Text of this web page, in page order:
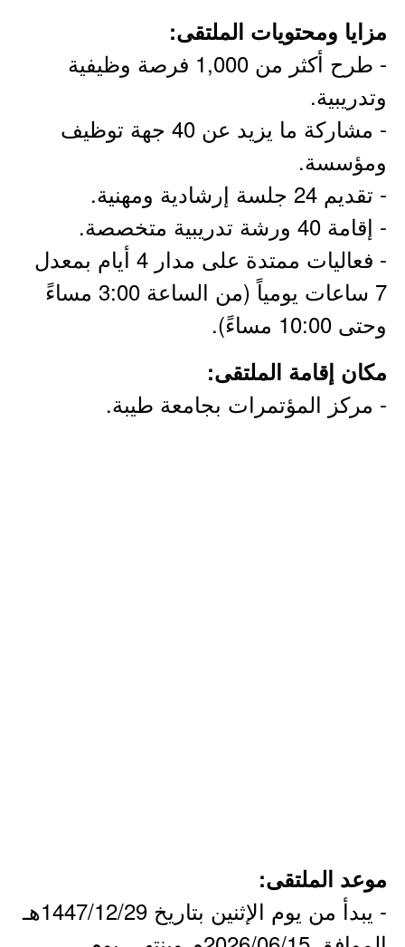
مزايا ومحتويات الملتقى:
- طرح أكثر من 1,000 فرصة وظيفية
وتدريبية.
- مشاركة ما يزيد عن 40 جهة توظيف
ومؤسسة.
- تقديم 24 جلسة إرشادية ومهنية.
- إقامة 40 ورشة تدريبية متخصصة.
- فعاليات ممتدة على مدار 4 أيام بمعدل
7 ساعات يومياً (من الساعة 3:00 مساءً
وحتى 10:00 مساءً).
مكان إقامة الملتقى:
- مركز المؤتمرات بجامعة طيبة.
موعد الملتقى:
- يبدأ من يوم الإثنين بتاريخ 1447/12/29هـ